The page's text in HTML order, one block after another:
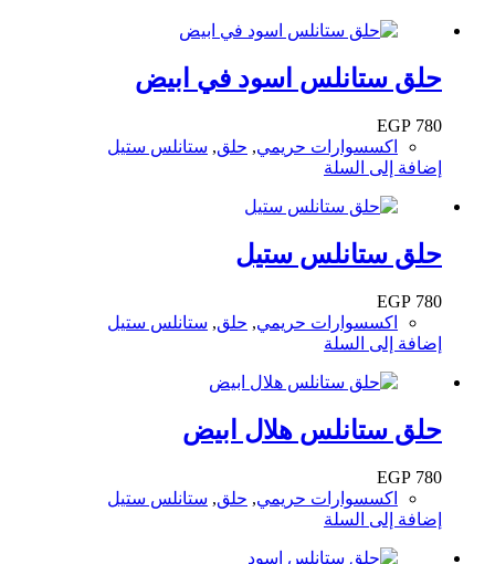
حلق ستانلس اسود في ابيض
EGP 780
اكسسوارات حريمي, حلق, ستانلس ستيل
إضافة إلى السلة
حلق ستانلس ستيل
EGP 780
اكسسوارات حريمي, حلق, ستانلس ستيل
إضافة إلى السلة
حلق ستانلس هلال ابيض
EGP 780
اكسسوارات حريمي, حلق, ستانلس ستيل
إضافة إلى السلة